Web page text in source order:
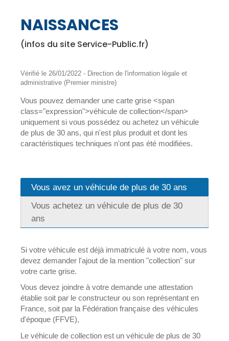
NAISSANCES
(infos du site Service-Public.fr)
Vérifié le 26/01/2022 - Direction de l'information légale et
administrative (Premier ministre)
Vous pouvez demander une carte grise <span
class="expression">véhicule de collection</span>
uniquement si vous possédez ou achetez un véhicule
de plus de 30 ans, qui n'est plus produit et dont les
caractéristiques techniques n'ont pas été modifiées.
Vous avez un véhicule de plus de 30 ans
Vous achetez un véhicule de plus de 30
ans
Si votre véhicule est déjà immatriculé à votre nom, vous
devez demander l'ajout de la mention "collection" sur
votre carte grise.
Vous devez joindre à votre demande une attestation
établie soit par le constructeur ou son représentant en
France, soit par la Fédération française des véhicules
d'époque (FFVE),
Le véhicule de collection est un véhicule de plus de 30